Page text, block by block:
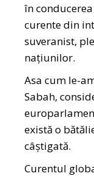
în
curente din
suveranist,
națiunilor.
Asa cum le-
Sabah,
există o
câștigată.
Curentul